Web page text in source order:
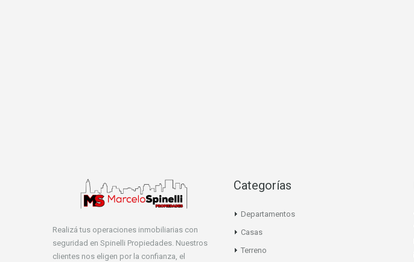
Realizá tus operaciones inmobiliarias con
seguridad en Spinelli Propiedades. Nuestros
clientes nos eligen por la confianza, el
Categorías
Departamentos
Casas
Terreno